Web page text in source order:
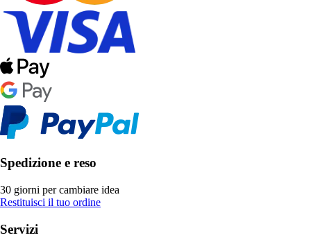
Spedizione e reso
30 giorni per cambiare idea
Restituisci il tuo ordine
Servizi